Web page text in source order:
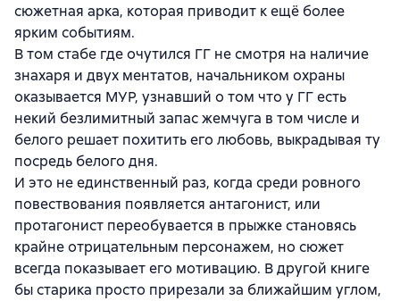
сюжетная арка, которая приводит к ещё более
ярким событиям.
В том стабе где очутился ГГ не смотря на наличие
знахаря и двух ментатов, начальником охраны
оказывается МУР, узнавший о том что у ГГ есть
некий безлимитный запас жемчуга в том числе и
белого решает похитить его любовь, выкрадывая ту
посредь белого дня.
И это не единственный раз, когда среди ровного
повествования появляется антагонист, или
протагонист переобувается в прыжке становясь
крайне отрицательным персонажем, но сюжет
всегда показывает его мотивацию. В другой книге
бы старика просто прирезали за ближайшим углом,